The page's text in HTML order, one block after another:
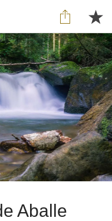
Aballe